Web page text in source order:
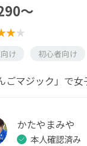
〜
け 初心者向け
ごマジック」で
かたやまみや
本人確認済み